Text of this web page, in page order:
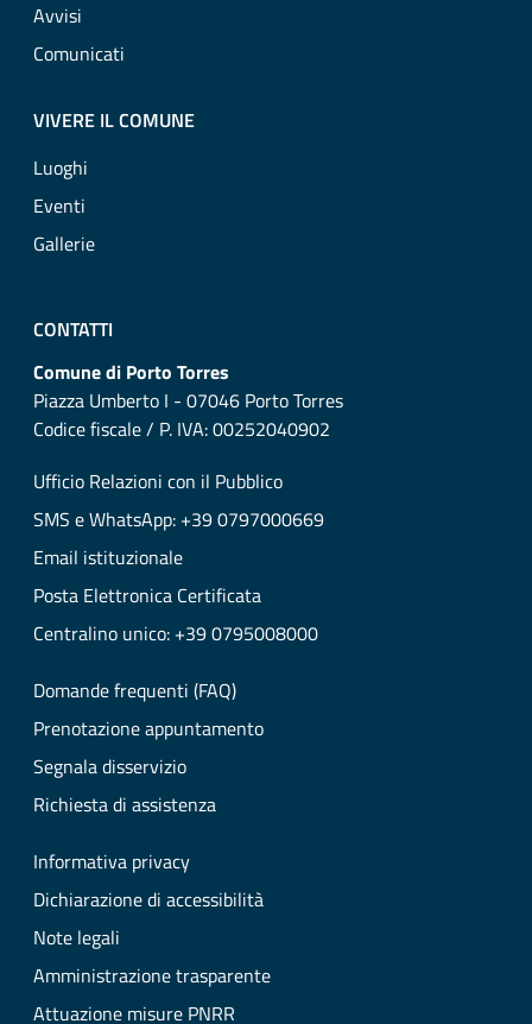
Avvisi
Comunicati
VIVERE IL COMUNE
Luoghi
Eventi
Gallerie
CONTATTI
Comune di Porto Torres
Piazza Umberto I - 07046 Porto Torres
Codice fiscale / P. IVA: 00252040902
Ufficio Relazioni con il Pubblico
SMS e WhatsApp: +39 0797000669
Email istituzionale
Posta Elettronica Certificata
Centralino unico: +39 0795008000
Domande frequenti (FAQ)
Prenotazione appuntamento
Segnala disservizio
Richiesta di assistenza
Informativa privacy
Dichiarazione di accessibilità
Note legali
Amministrazione trasparente
Attuazione misure PNRR